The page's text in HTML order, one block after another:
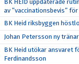
BK HEID uppdaterade
av ”vaccinationsbevis”
BK Heid riksbyggen
Johan Petersson ny
BK Heid utökar ansvaret
Ferdinandsson